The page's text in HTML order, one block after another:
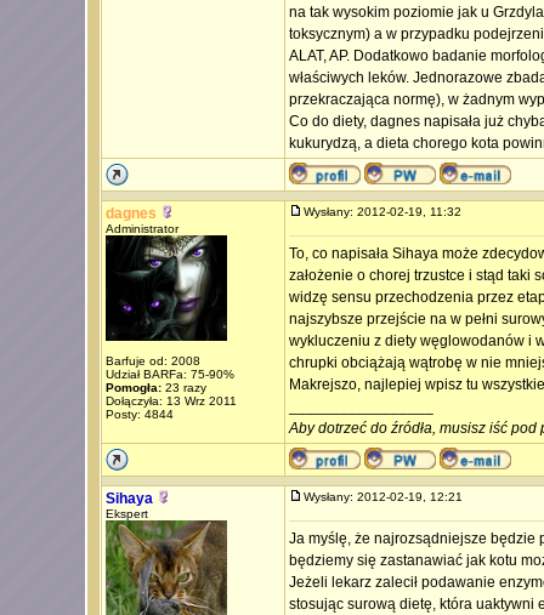
na tak wysokim poziomie jak u
toksycznym) a w przypadku
ALAT, AP. Dodatkowo badanie
właściwych leków. Jednorazowe
przekraczająca normę), w żadnym
Co do diety, dagnes napisała już
kukurydzą, a dieta chorego kota
dagnes
Administrator
Barfuje od: 2008
Udział BARFa: 75-90%
Pomogła:23 razy
Dołączyła: 13 Wrz 2011
Posty: 4844
Wysłany: 2012-02-19, 11:32
To, co napisała Sihaya może
założenie o chorej trzustce i stąd taki
widzę sensu przechodzenia przez
najszybsze przejście na w pełni
wykluczeniu z diety węglowodanów i
chrupki obciążają wątrobę w nie
Makrejszo, najlepiej wpisz tu
Aby dotrzeć do źródła, musisz iść pod
Sihaya
Ekspert
Wysłany: 2012-02-19, 12:21
Ja myślę, że najrozsądniejsze będzie
będziemy się zastanawiać jak kotu
Jeżeli lekarz zalecił podawanie
stosując surową dietę, która uaktywni